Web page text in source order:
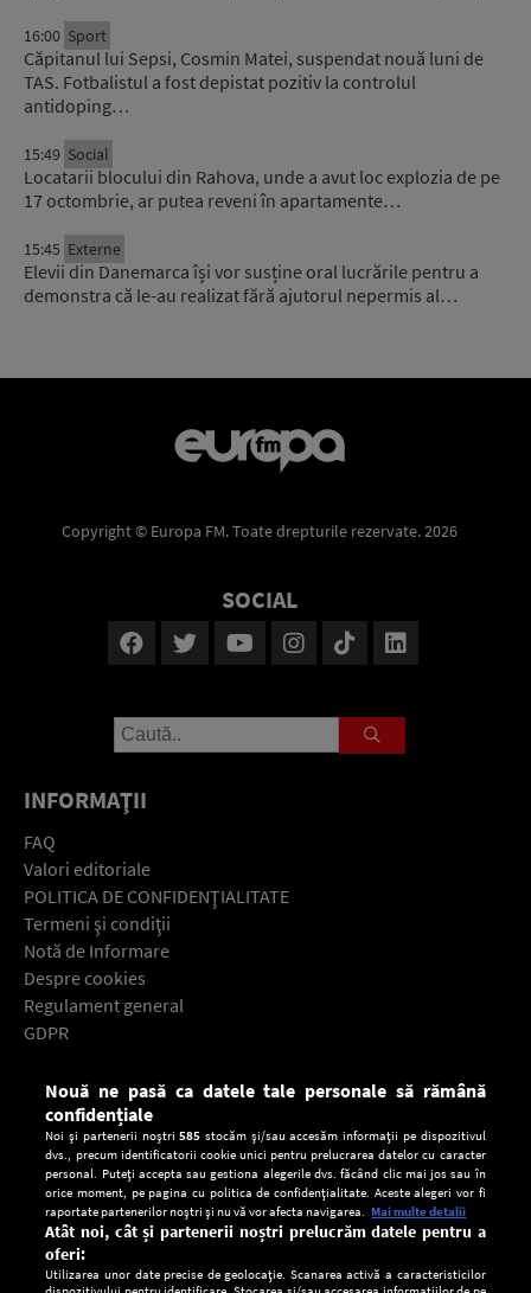
16:00 Sport
Căpitanul lui Sepsi, Cosmin Matei, suspendat nouă luni de
TAS. Fotbalistul a fost depistat pozitiv la controlul
antidoping…
15:49 Social
Locatarii blocului din Rahova, unde a avut loc explozia de pe
17 octombrie, ar putea reveni în apartamente…
15:45 Externe
Elevii din Danemarca își vor susține oral lucrările pentru a
demonstra că le-au realizat fără ajutorul nepermis al…
Copyright © Europa FM. Toate drepturile rezervate. 2026
SOCIAL
INFORMAŢII
FAQ
Valori editoriale
POLITICA DE CONFIDENŢIALITATE
Termeni şi condiţii
Notă de Informare
Despre cookies
Regulament general
GDPR
Descarcă gratuit aplicaţia Europa FM pentru smartphone:
Nouă ne pasă ca datele tale personale să rămână
confidențiale
Noi și partenerii noștri585 stocăm și/sau accesăm informații pe dispozitivul
dvs., precum identificatorii cookie unici pentru prelucrarea datelor cu caracter
personal. Puteți accepta sau gestiona alegerile dvs. făcând clic mai jos sau în
orice moment, pe pagina cu politica de confidențialitate. Aceste alegeri vor fi
raportate partenerilor noștri și nu vă vor afecta navigarea. Mai multe detalii
Atât noi, cât și partenerii noștri prelucrăm datele pentru a
oferi:
Utilizarea unor date precise de geolocație. Scanarea activă a caracteristicilor